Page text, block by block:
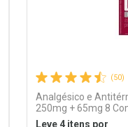
(50)
Analgésico e
250mg + 65mg 8
Leve 4 itens por